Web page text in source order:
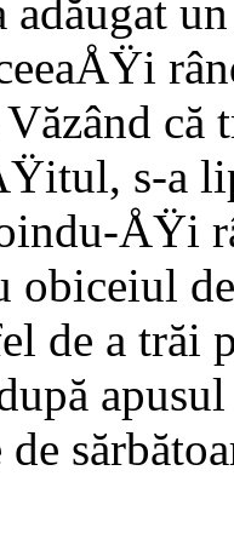
adăugat
s-a
ÅŸi
obiceiul
de a trăi